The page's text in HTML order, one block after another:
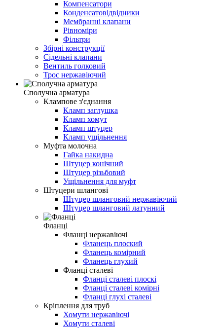
Компенсатори
Конденсатовідвідники
Мембранні клапани
Рівноміри
Фільтри
Збірні конструкції
Сідельні клапани
Вентиль голковий
Трос нержавіючий
Сполучна арматура
Клампове з'єднання
Кламп заглушка
Кламп хомут
Кламп штуцер
Кламп ущільнення
Муфта молочна
Гайка накидна
Штуцер конічний
Штуцер різьбовий
Ущільнення для муфт
Штуцери шлангові
Штуцер шланговий нержавіючий
Штуцер шланговий латунний
Фланці
Фланці нержавіючі
Фланець плоский
Фланець комірний
Фланець глухий
Фланці сталеві
Фланці сталеві плоскі
Фланці сталеві комірні
Фланці глухі сталеві
Кріплення для труб
Хомути нержавіючі
Хомути сталеві